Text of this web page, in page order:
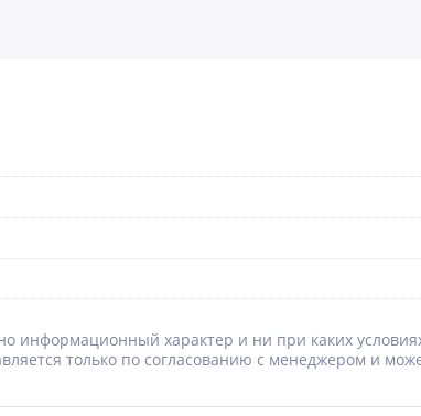
информационный характер и ни при каких
только по согласованию с менеджером и